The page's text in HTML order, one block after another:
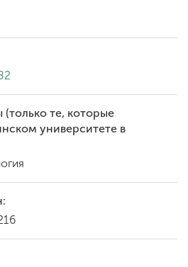
те, которые
университете в